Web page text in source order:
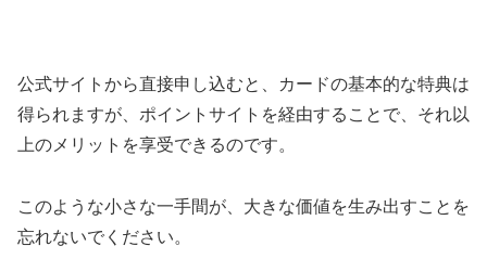
公式サイトから直接申し込むと、カードの基本的な特典は
得られますが、ポイントサイトを経由することで、それ以
上のメリットを享受できるのです。
このような小さな一手間が、大きな価値を生み出すことを
忘れないでください。